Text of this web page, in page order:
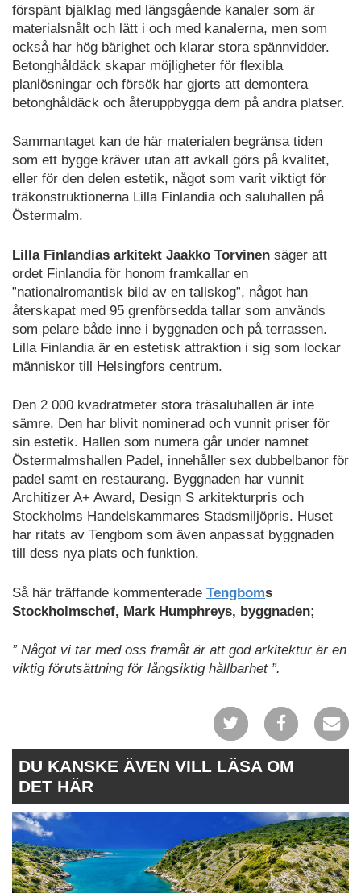
förspänt bjälklag med längsgående kanaler som är
materialsnålt och lätt i och med kanalerna, men som
också har hög bärighet och klarar stora spännvidder.
Betonghåldäck skapar möjligheter för flexibla
planlösningar och försök har gjorts att demontera
betonghåldäck och återuppbygga dem på andra platser.
Sammantaget kan de här materialen begränsa tiden
som ett bygge kräver utan att avkall görs på kvalitet,
eller för den delen estetik, något som varit viktigt för
träkonstruktionerna Lilla Finlandia och saluhallen på
Östermalm.
Lilla Finlandias arkitekt Jaakko Torvinen säger att
ordet Finlandia för honom framkallar en
”nationalromantisk bild av en tallskog”, något han
återskapat med 95 grenförsedda tallar som används
som pelare både inne i byggnaden och på terrassen.
Lilla Finlandia är en estetisk attraktion i sig som lockar
människor till Helsingfors centrum.
Den 2 000 kvadratmeter stora träsaluhallen är inte
sämre. Den har blivit nominerad och vunnit priser för
sin estetik. Hallen som numera går under namnet
Östermalmshallen Padel, innehåller sex dubbelbanor för
padel samt en restaurang. Byggnaden har vunnit
Architizer A+ Award, Design S arkitekturpris och
Stockholms Handelskammares Stadsmiljöpris. Huset
har ritats av Tengbom som även anpassat byggnaden
till dess nya plats och funktion.
Så här träffande kommenterade Tengboms
Stockholmschef, Mark Humphreys, byggnaden;
” Något vi tar med oss framåt är att god arkitektur är en
viktig förutsättning för långsiktig hållbarhet ”.
DU KANSKE ÄVEN VILL LÄSA OM
DET HÄR